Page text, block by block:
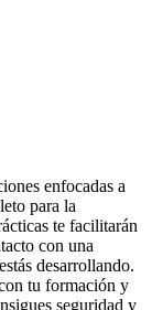
enfocadas a
para la
te facilitarán
con una
desarrollando.
tu formación y
seguridad y